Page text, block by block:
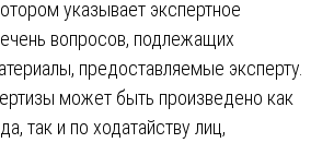
указывает экспертное
вопросов, подлежащих
предоставляемые эксперту.
может быть произведено как
так и по ходатайству лиц,